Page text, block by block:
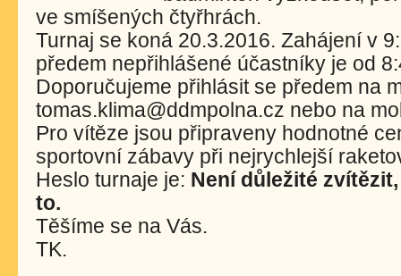
ve smíšených čtyřhrách.
Turnaj se koná 20.3.2016. Zahájení v
předem nepřihlášené účastníky je od
Doporučujeme přihlásit se předem na
tomas.klima@ddmpolna.cz nebo na
Pro vítěze jsou připraveny hodnotné
sportovní zábavy při nejrychlejší
Heslo turnaje je: Není důležité
to.
Těšíme se na Vás.
TK.